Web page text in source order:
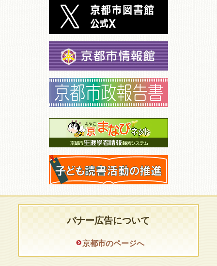
バナー広告について
京都市のページへ